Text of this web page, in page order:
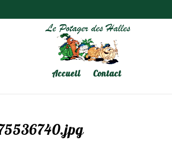
Accueil Contact